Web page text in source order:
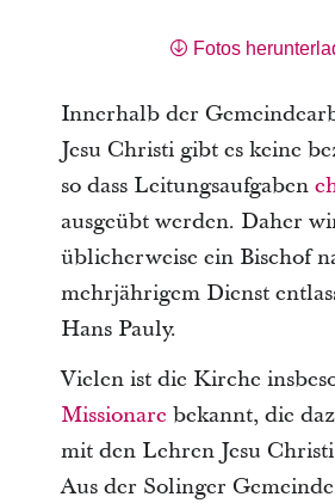
Fotos
Innerhalb der
Jesu Christi gibt es keine
so dass Leitungsaufgaben
ausgeübt werden. Daher
üblicherweise ein Bischof
mehrjährigem Dienst
Hans Pauly.
Vielen ist die Kirche
Missionare bekannt, die
mit den Lehren Jesu Christi
Aus der Solinger